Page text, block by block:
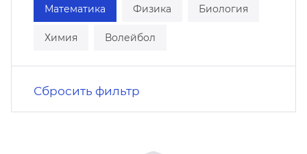
Математика Физика Биология
Химия Волейбол
Сбросить фильтр